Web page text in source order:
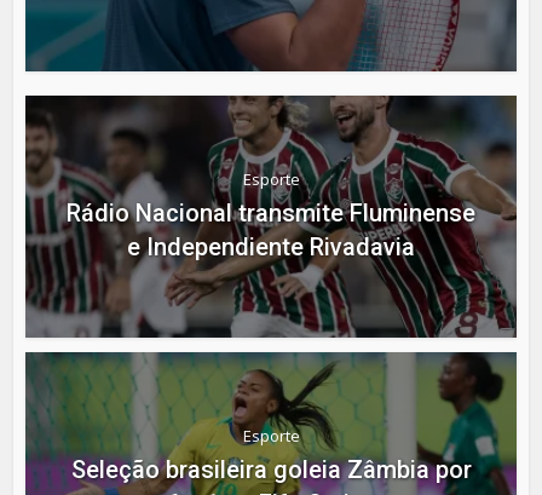
Esporte
Rádio Nacional transmite Fluminense
e Independiente Rivadavia
Esporte
Seleção brasileira goleia Zâmbia por